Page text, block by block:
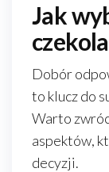
Jak
Dobór
to klucz do
Warto
aspektów,
decyzji.